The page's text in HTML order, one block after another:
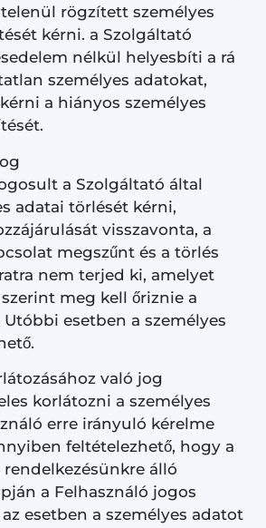
rögzített személyes
kérni. a Szolgáltató
nélkül helyesbíti a rá
személyes adatokat,
a hiányos személyes
a Szolgáltató által
adatai törlését kérni,
visszavonta, a
megszűnt és a törlés
nem terjed ki, amelyet
meg kell őriznie a
esetben a személyes
való jog
korlátozni a személyes
erre irányuló kérelme
feltételezhető, hogy a
álló
a Felhasználó jogos
esetben a személyes adatot